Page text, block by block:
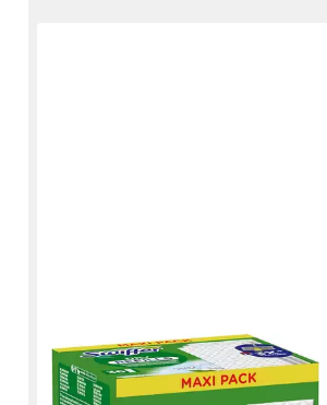
SWIFFER
DRY Reinigungstücher (Nachfüllpack,
36er Pack)